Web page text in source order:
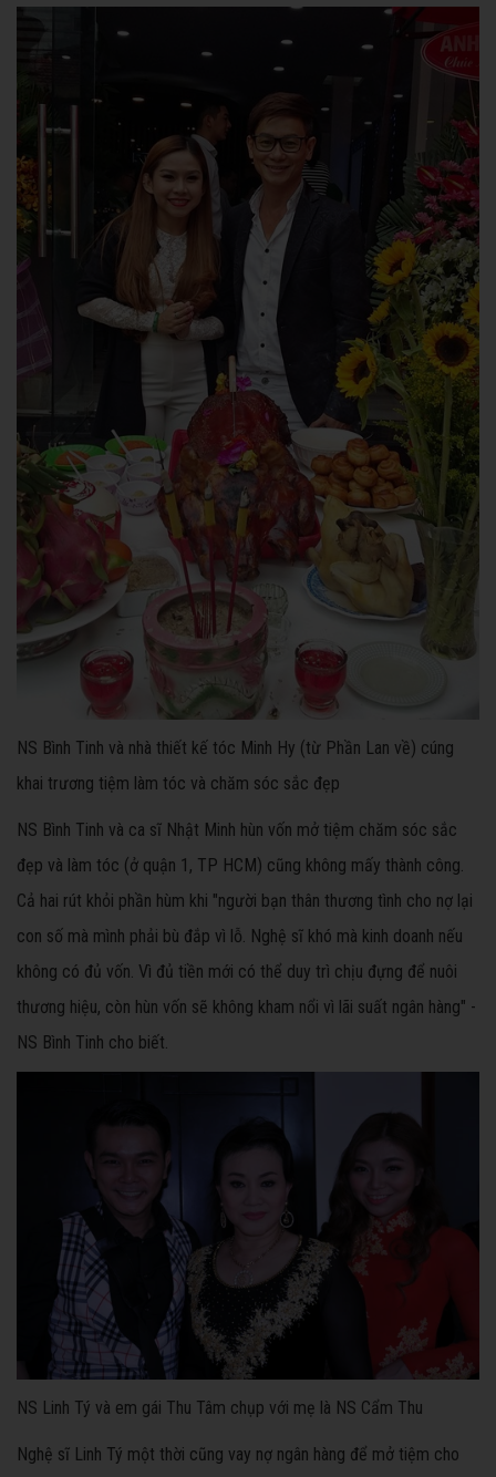
NS Bình Tinh và nhà thiết kế tóc Minh Hy (từ Phần Lan về) cúng
khai trương tiệm làm tóc và chăm sóc sắc đẹp
NS Bình Tinh và ca sĩ Nhật Minh hùn vốn mở tiệm chăm sóc sắc
đẹp và làm tóc (ở quận 1, TP HCM) cũng không mấy thành công.
Cả hai rút khỏi phần hùm khi "người bạn thân thương tình cho nợ lại
con số mà mình phải bù đắp vì lỗ. Nghệ sĩ khó mà kinh doanh nếu
không có đủ vốn. Vì đủ tiền mới có thể duy trì chịu đựng để nuôi
thương hiệu, còn hùn vốn sẽ không kham nổi vì lãi suất ngân hàng" -
NS Bình Tinh cho biết.
NS Linh Tý và em gái Thu Tâm chụp với mẹ là NS Cẩm Thu
Nghệ sĩ Linh Tý một thời cũng vay nợ ngân hàng để mở tiệm cho